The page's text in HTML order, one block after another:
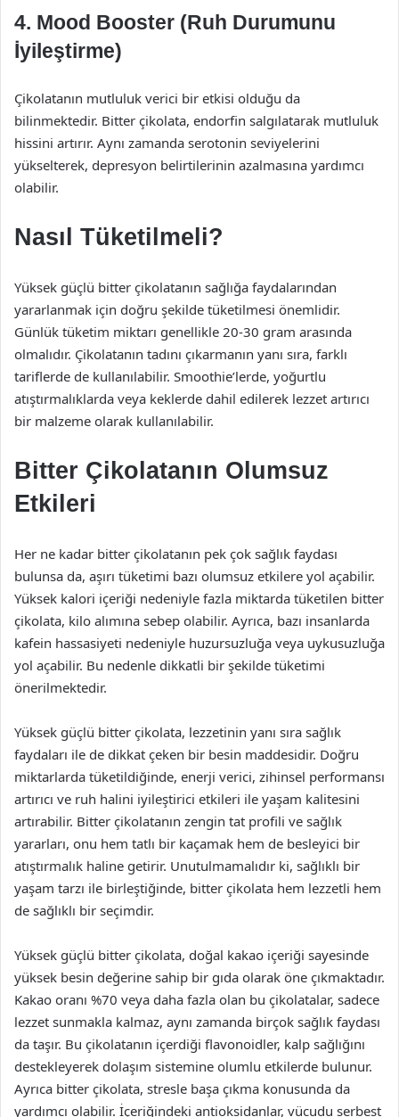
4. Mood Booster (Ruh Durumunu
İyileştirme)
Çikolatanın mutluluk verici bir etkisi olduğu da
bilinmektedir. Bitter çikolata, endorfin salgılatarak mutluluk
hissini artırır. Aynı zamanda serotonin seviyelerini
yükselterek, depresyon belirtilerinin azalmasına yardımcı
olabilir.
Nasıl Tüketilmeli?
Yüksek güçlü bitter çikolatanın sağlığa faydalarından
yararlanmak için doğru şekilde tüketilmesi önemlidir.
Günlük tüketim miktarı genellikle 20-30 gram arasında
olmalıdır. Çikolatanın tadını çıkarmanın yanı sıra, farklı
tariflerde de kullanılabilir. Smoothie’lerde, yoğurtlu
atıştırmalıklarda veya keklerde dahil edilerek lezzet artırıcı
bir malzeme olarak kullanılabilir.
Bitter Çikolatanın Olumsuz
Etkileri
Her ne kadar bitter çikolatanın pek çok sağlık faydası
bulunsa da, aşırı tüketimi bazı olumsuz etkilere yol açabilir.
Yüksek kalori içeriği nedeniyle fazla miktarda tüketilen bitter
çikolata, kilo alımına sebep olabilir. Ayrıca, bazı insanlarda
kafein hassasiyeti nedeniyle huzursuzluğa veya uykusuzluğa
yol açabilir. Bu nedenle dikkatli bir şekilde tüketimi
önerilmektedir.
Yüksek güçlü bitter çikolata, lezzetinin yanı sıra sağlık
faydaları ile de dikkat çeken bir besin maddesidir. Doğru
miktarlarda tüketildiğinde, enerji verici, zihinsel performansı
artırıcı ve ruh halini iyileştirici etkileri ile yaşam kalitesini
artırabilir. Bitter çikolatanın zengin tat profili ve sağlık
yararları, onu hem tatlı bir kaçamak hem de besleyici bir
atıştırmalık haline getirir. Unutulmamalıdır ki, sağlıklı bir
yaşam tarzı ile birleştiğinde, bitter çikolata hem lezzetli hem
de sağlıklı bir seçimdir.
Yüksek güçlü bitter çikolata, doğal kakao içeriği sayesinde
yüksek besin değerine sahip bir gıda olarak öne çıkmaktadır.
Kakao oranı %70 veya daha fazla olan bu çikolatalar, sadece
lezzet sunmakla kalmaz, aynı zamanda birçok sağlık faydası
da taşır. Bu çikolatanın içerdiği flavonoidler, kalp sağlığını
destekleyerek dolaşım sistemine olumlu etkilerde bulunur.
Ayrıca bitter çikolata, stresle başa çıkma konusunda da
yardımcı olabilir. İçeriğindeki antioksidanlar, vücudu serbest